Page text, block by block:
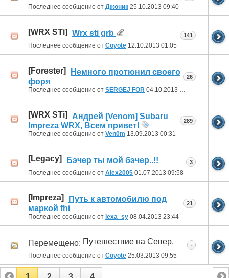
Последнее сообщение от Джоник 25.10.2013 09:40
[WRX STi] Wrx sti grb
Последнее сообщение от Coyote 12.10.2013 01:05
141
[Forester]
Немного протюнил своего
форя
Последнее сообщение от SERGEJ FOR 04.10.2013
26
[WRX STi]
Андрей [Venom] Subaru
Impreza WRX, Всем привет!
Последнее сообщение от Ven0m 13.09.2013 00:31
289
[Legacy] Бэчер ты мой бэчер..!!
Последнее сообщение от Alex2005 01.07.2013 09:58
3
[Impreza]
Путь к автомобилю под
маркой fhi
Последнее сообщение от lexa_sy 08.04.2013 23:44
21
Перемещено: Путешествие на Север.
Последнее сообщение от Coyote 25.03.2013 09:55
-